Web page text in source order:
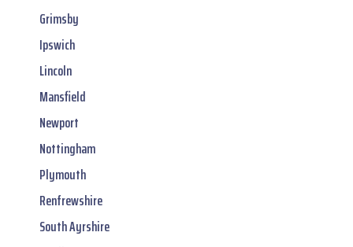
Grimsby
Ipswich
Lincoln
Mansfield
Newport
Nottingham
Plymouth
Renfrewshire
South Ayrshire